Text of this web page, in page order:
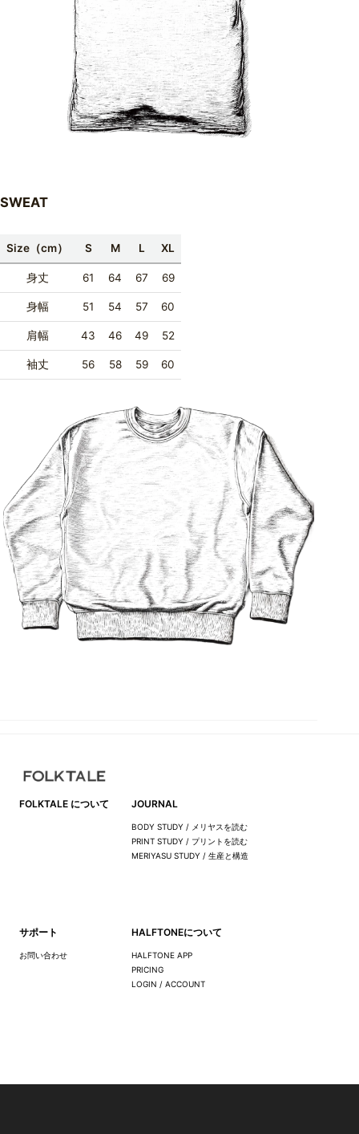
SWEAT
Size（cm） S M L XL
身丈 61 64 67 69
身幅 51 54 57 60
肩幅 43 46 49 52
袖丈 56 58 59 60
FOLKTALE について JOURNAL
BODY STUDY / メリヤスを読む
PRINT STUDY / プリントを読む
MERIYASU STUDY / 生産と構造
サポート
お問い合わせ
HALFTONEについて
HALFTONE APP
PRICING
LOGIN / ACCOUNT